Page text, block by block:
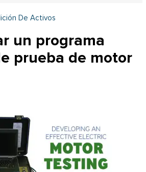
De Activos
un programa
prueba de motor